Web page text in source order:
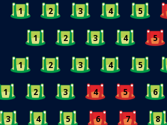
1 2 3 4 5
1 2 3 4 5
1 2 3 4 5
1 2 3 4 5 6
3 4 5 6 7 8